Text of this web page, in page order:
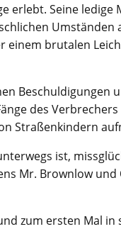
erlebt. Seine
Umständen
einem brutalen
Beschuldigungen
des Verbrechers
Straßenkindern
ist,
Mr. Brownlow und
zum ersten Mal